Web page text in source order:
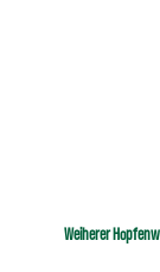
Weiherer